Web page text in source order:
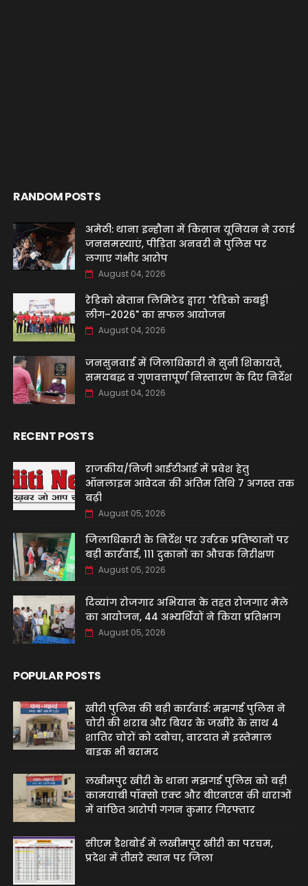
RANDOM POSTS
अमेठी: थाना इन्हौना में किसान यूनियन ने उठाई
जनसमस्याएं, पीड़िता अनवरी ने पुलिस पर
लगाए गंभीर आरोप
August 04, 2026
रेडिको खेतान लिमिटेड द्वारा "रेडिको कबड्डी
लीग–2026" का सफल आयोजन
August 04, 2026
जनसुनवाई में जिलाधिकारी ने सुनीं शिकायतें,
समयबद्ध व गुणवत्तापूर्ण निस्तारण के दिए निर्देश
August 04, 2026
RECENT POSTS
राजकीय/निजी आईटीआई में प्रवेश हेतु
ऑनलाइन आवेदन की अंतिम तिथि 7 अगस्त तक
बढ़ी
August 05, 2026
जिलाधिकारी के निर्देश पर उर्वरक प्रतिष्ठानों पर
बड़ी कार्रवाई, 111 दुकानों का औचक निरीक्षण
August 05, 2026
दिव्यांग रोजगार अभियान के तहत रोजगार मेले
का आयोजन, 44 अभ्यर्थियों ने किया प्रतिभाग
August 05, 2026
POPULAR POSTS
खीरी पुलिस की बड़ी कार्रवाई: मझगई पुलिस ने
चोरी की शराब और बियर के जखीरे के साथ 4
शातिर चोरों को दबोचा, वारदात में इस्तेमाल
बाइक भी बरामद
लखीमपुर खीरी के थाना मझगई पुलिस को बड़ी
कामयाबी पॉक्सो एक्ट और बीएनएस की धाराओं
में वांछित आरोपी गगन कुमार गिरफ्तार
सीएम डैशबोर्ड में लखीमपुर खीरी का परचम,
प्रदेश में तीसरे स्थान पर जिला